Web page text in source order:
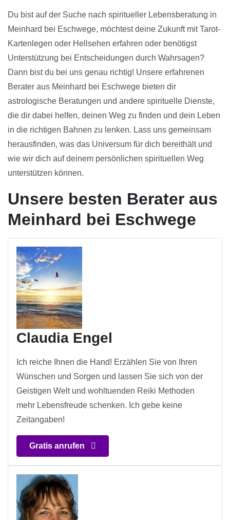
Du bist auf der Suche nach spiritueller Lebensberatung in
Meinhard bei Eschwege, möchtest deine Zukunft mit Tarot-
Kartenlegen oder Hellsehen erfahren oder benötigst
Unterstützung bei Entscheidungen durch Wahrsagen?
Dann bist du bei uns genau richtig! Unsere erfahrenen
Berater aus Meinhard bei Eschwege bieten dir
astrologische Beratungen und andere spirituelle Dienste,
die dir dabei helfen, deinen Weg zu finden und dein Leben
in die richtigen Bahnen zu lenken. Lass uns gemeinsam
herausfinden, was das Universum für dich bereithält und
wie wir dich auf deinem persönlichen spirituellen Weg
unterstützen können.
Unsere besten Berater aus
Meinhard bei Eschwege
Claudia Engel
Ich reiche Ihnen die Hand! Erzählen Sie von Ihren
Wünschen und Sorgen und lassen Sie sich von der
Geistigen Welt und wohltuenden Reiki Methoden
mehr Lebensfreude schenken. Ich gebe keine
Zeitangaben!
Gratis anrufen